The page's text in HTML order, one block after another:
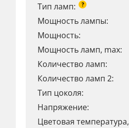
Тип ламп: ?
Мощность лампы:
Мощность:
Мощность ламп, max:
Количество ламп:
Количество ламп 2:
Тип цоколя:
Напряжение:
Цветовая температура,